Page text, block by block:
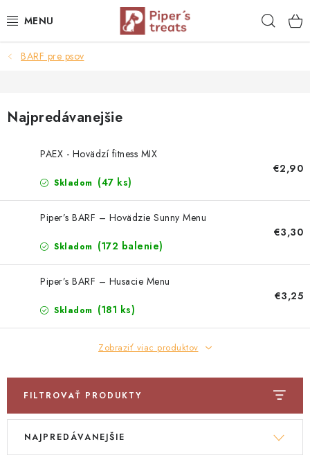
na
NAŠE SPRÁVY
MRAZOM SUŠENÉ PAMLSKY
SUŠENÉ KOMPLETNÉ MENU
VÝPREDAJ
ZNAČKY
Vernostný program a zľavy
Obchodné podmienky
Doprava SK
O nás – Piper’s Treats
BARF pre psov a mačky – FAQ
Odstúpiť od zmluvy tu
BARF pre psov
Najpredávanejšie
PAEX - Hovädzí fitness MIX
Skladom (47 ks)
€2,90
Piper’s BARF – Hovädzie Sunny Menu
Skladom (172 balenie)
€3,30
Piper’s BARF – Husacie Menu
Skladom (181 ks)
€3,25
Zobraziť viac produktov
FILTROVAŤ PRODUKTY
V
R
NAJPREDÁVANEJŠIE